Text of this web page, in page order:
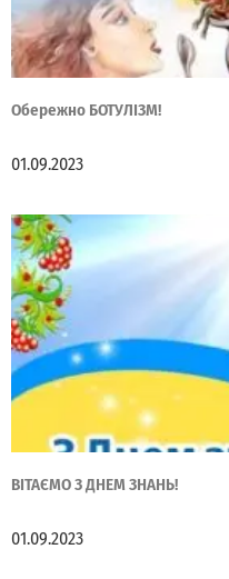
Обережно БОТУЛІЗМ!
01.09.2023
ВІТАЄМО З ДНЕМ ЗНАНЬ!
01.09.2023